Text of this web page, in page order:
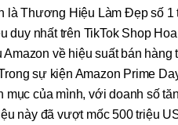
Thương Hiệu Làm Đẹp số 1
duy nhất trên TikTok Shop
về hiệu suất bán hàng
sự kiện Amazon Prime
mục của mình, với doanh số
này đã vượt mốc 500 triệu